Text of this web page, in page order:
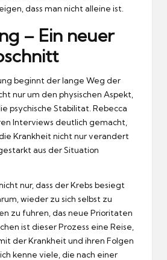
dass man nicht alleine ist.
– Ein neuer
beginnt der lange Weg der
nur um den physischen Aspekt,
psychische Stabilitat. Rebecca
Interviews deutlich gemacht,
Krankheit nicht nur verandert
aus der Situation
nur, dass der Krebs besiegt
wieder zu sich selbst zu
zu fuhren, das neue Prioritaten
ist dieser Prozess eine Reise,
der Krankheit und ihren Folgen
kenne viele, die nach einer